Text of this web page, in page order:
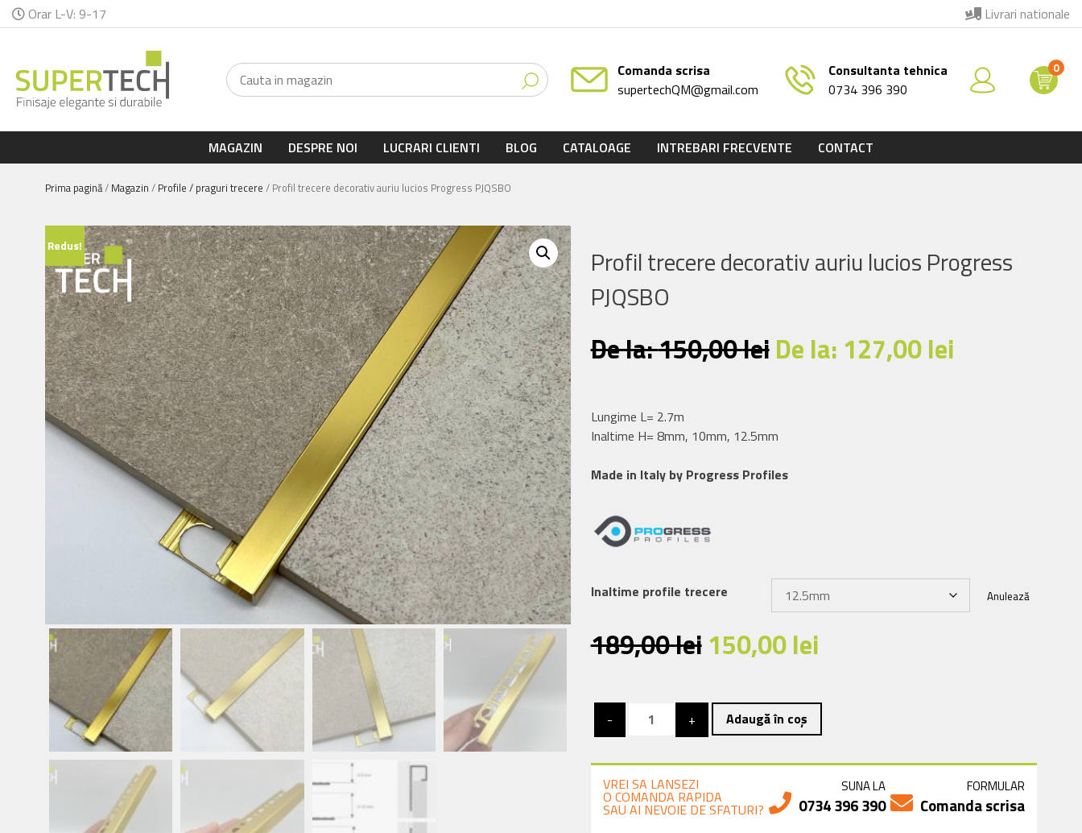
Orar L-V: 9-17 Livrari nationale
Comanda scrisa
supertechQM@gmail.com
Consultanta tehnica
0734 396 390
0
MAGAZIN DESPRE NOI LUCRARI CLIENTI BLOG CATALOAGE INTREBARI FRECVENTE CONTACT
Prima pagină/ Magazin / Profile / praguri trecere / Profil trecere decorativ auriu lucios Progress PJQSBO
Redus!
Profil trecere decorativ auriu lucios Progress
PJQSBO
De la:150,00leiDe la: 127,00lei
Lungime L= 2.7m
Inaltime H= 8mm, 10mm, 12.5mm
Made in Italy by Progress Profiles
Inaltime profile trecere Anulează
189,00leiPrețul
fost:
189,00 lei.
150,00leiPrețul
150,00 lei.
Cantitate
Profil
decorativ
auriu
lucios
Adaugă în coș
VREI SA LANSEZI
O COMANDA RAPIDA
SAU AI NEVOIE DE SFATURI?
SUNA LA
0734 396 390
FORMULAR
Comanda scrisa